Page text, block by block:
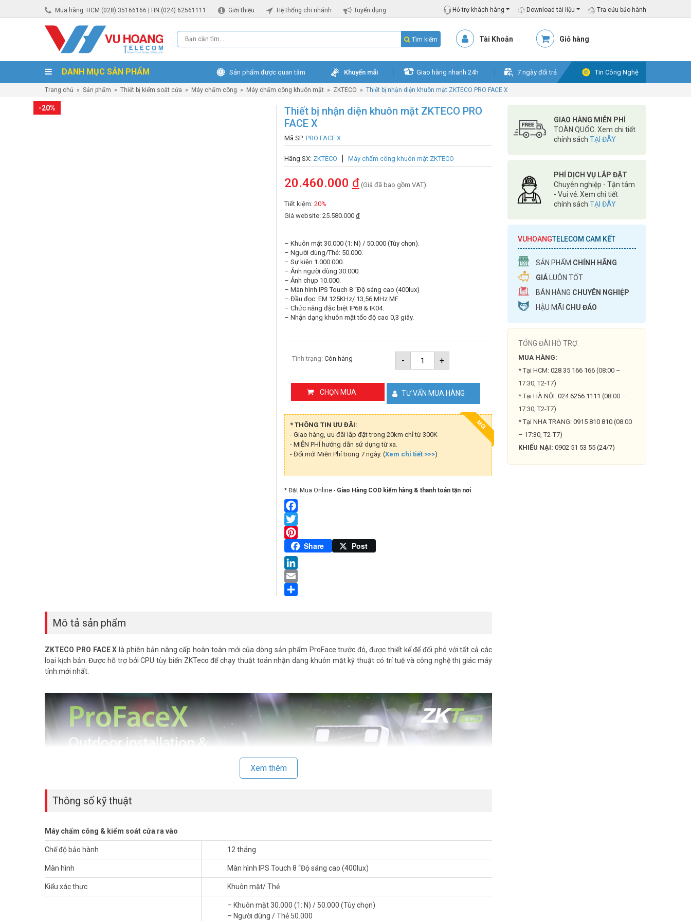
Mua hàng: HCM (028) 35166166 | HN (024) 62561111 Giới thiệu Hệ thống chi nhánh Tuyển dụng Hỗ trợ khách hàng Download tài liệu Tra cứu bảo hành
Tìm kiếm Tài Khoản Giỏ hàng
DANH MỤC SẢN PHẨM Sản phẩm được quan tâm Khuyến mãi Giao hàng nhanh 24h 7 ngày đổi trả Tin Công Nghệ
Trang chủ » Sản phẩm » Thiết bị kiểm soát cửa » Máy chấm công » Máy chấm công khuôn mặt » ZKTECO » Thiết bị nhận diện khuôn mặt ZKTECO PRO FACE X
-20%
Thiết bị nhận diện khuôn mặt ZKTECO PRO
FACE X
Mã SP: PRO FACE X
Hãng SX: ZKTECO Máy chấm công khuôn mặt ZKTECO
20.460.000 đ (Giá đã bao gồm VAT)
Tiết kiệm: 20%
Giá website: 25.580.000 đ
– Khuôn mặt 30.000 (1: N) / 50.000 (Tùy chọn).
– Người dùng/Thẻ: 50.000.
– Sự kiện 1.000.000.
– Ảnh người dùng 30.000.
– Ảnh chụp 10.000.
– Màn hình IPS Touch 8 “Độ sáng cao (400lux)
– Đầu đọc: EM 125KHz/ 13,56 MHz MF
– Chức năng đặc biệt IP68 & IK04.
– Nhận dạng khuôn mặt tốc độ cao 0,3 giây.
-
Thiết
bị
nhận
khuôn
mặt
ZKTECO
PRO
số
+
Tình trạng: Còn hàng
CHỌN MUA TƯ VẤN MUA HÀNG
MỚI
* THÔNG TIN ƯU ĐÃI:
- Giao hàng, ưu đãi lắp đặt trong 20km chỉ từ 300K
- MIỄN PHÍ hướng dẫn sử dụng từ xa.
- Đổi mới Miễn Phí trong 7 ngày. (Xem chi tiết >>>)
* Đặt Mua Online - Giao Hàng COD kiểm hàng & thanh toán tận nơi
Facebook
Twitter
Pinterest
Share Post
LinkedIn
Email
Mô tả sản phẩm
ZKTECO PRO FACE X là phiên bản nâng cấp hoàn toàn mới của dòng sản phẩm ProFace trước đó, được thiết kế để đối phó với tất cả các
loại kịch bản. Được hỗ trợ bởi CPU tùy biến ZKTeco để chạy thuật toán nhận dạng khuôn mặt kỹ thuật có trí tuệ và công nghệ thị giác máy
tính mới nhất.
Xem thêm
Thông số kỹ thuật
Máy chấm công & kiểm soát cửa ra vào
Chế độ bảo hành 12 tháng
Màn hình Màn hình IPS Touch 8 “Độ sáng cao (400lux)
Kiểu xác thực Khuôn mặt/ Thẻ
– Khuôn mặt 30.000 (1: N) / 50.000 (Tùy chọn)
– Người dùng / Thẻ 50.000
GIAO HÀNG MIỄN PHÍ
TOÀN QUỐC. Xem chi tiết
chính sách TẠI ĐÂY
PHÍ DỊCH VỤ LẮP ĐẶT
Chuyên nghiệp - Tận tâm
- Vui vẻ. Xem chi tiết
chính sách TẠI ĐÂY
VUHOANGTELECOM CAM KẾT
SẢN PHẨM CHÍNH HÃNG
GIÁ LUÔN TỐT
BÁN HÀNG CHUYÊN NGHIỆP
HẬU MÃI CHU ĐÁO
TỔNG ĐÀI HỖ TRỢ:
MUA HÀNG:
* Tại HCM: 028 35 166 166 (08:00 –
17:30, T2-T7)
* Tại HÀ NỘI: 024 6256 1111 (08:00 –
17:30, T2-T7)
* Tại NHA TRANG: 0915 810 810 (08:00
– 17:30, T2-T7)
KHIẾU NẠI: 0902 51 53 55 (24/7)